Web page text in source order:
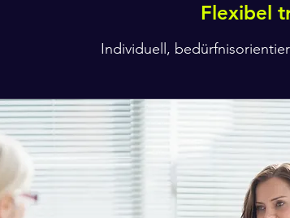
Flexibel
Individuell,